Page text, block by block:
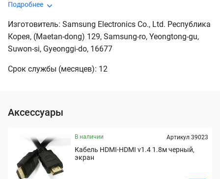
Подробнее
Изготовитель: Samsung Electronics Co., Ltd. Республика
Корея, (Maetan-dong) 129, Samsung-ro, Yeongtong-gu,
Suwon-si, Gyeonggi-do, 16677
Срок службы (месяцев): 12
Аксессуары
В наличии Артикул 39023
Кабель HDMI-HDMI v1.4 1.8м черный,
экран